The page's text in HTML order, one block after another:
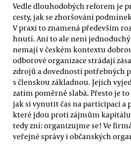
Vedle dlouhodobých reforem je
cesty, jak se zhoršování
V praxi to znamená především
hnutí. Ani to ale není
nemají v českém kontextu
odborové organizace strádají
zdrojů a dovedností potřebných
s členskou základnou. Jejich
zatím poměrně slabá. Přesto je
jak si vynutit čas na participaci a
které jdou proti zájmům
tedy zní: organizujme se! Ve
veřejné správy i občanských